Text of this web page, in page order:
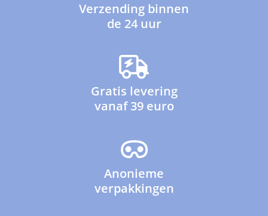
Verzending binnen
de 24 uur
Gratis levering
vanaf 39 euro
Anonieme
verpakkingen